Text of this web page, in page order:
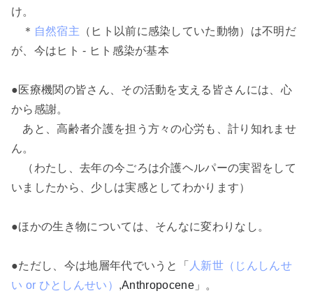
け。
＊ 自然宿主 （ヒト以前に感染していた動物）は不明だ
が、今はヒト - ヒト感染が基本
●医療機関の皆さん、その活動を支える皆さんには、心
から感謝。
あと、高齢者介護を担う方々の心労も、計り知れませ
ん。
（わたし、去年の今ごろは介護ヘルパーの実習をして
いましたから、少しは実感としてわかります）
●ほかの生き物については、そんなに変わりなし。
●ただし、今は地層年代でいうと「 人新世（じんしんせ
い or ひとしんせい） ,Anthropocene 」。